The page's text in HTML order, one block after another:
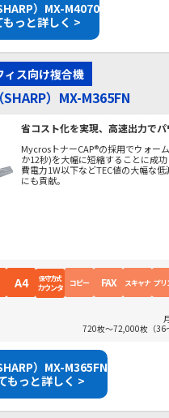
）MX-M4070
もっと詳しく >
ィス向け複合機
）MX-M365FN
省コスト化を実現、高速出力でパ
MycrosトナーCAP®の採用でウォー
か12秒)を大幅に短縮することに成
費電力1W以下などTEC値の大幅な
にも貢献。
A4 保守方式
カウンタ コピー FAX スキャナ プリ
720枚～72,000枚（36
）MX-M365FN
もっと詳しく >